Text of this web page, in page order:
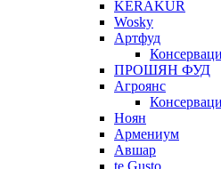
KERAKUR
Wosky
Артфуд
ПРОШЯН ФУД
Агроянс
Ноян
Армениум
Авшар
te Gusto